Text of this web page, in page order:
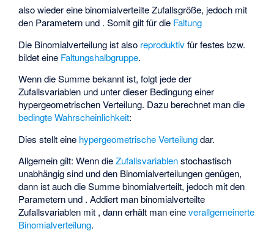
also wieder eine binomialverteilte Zufallsgröße, jedoch mit
den Parametern und . Somit gilt für die Faltung
Die Binomialverteilung ist also reproduktivfür festesbzw.
bildet eine Faltungshalbgruppe.
Wenn die Summebekannt ist, folgt jede der
Zufallsvariablen und unter dieser Bedingung einer
hypergeometrischen Verteilung. Dazu berechnet man die
bedingte Wahrscheinlichkeit:
Dies stellt eine hypergeometrische Verteilungdar.
Allgemein gilt: Wenn dieZufallsvariablen stochastisch
unabhängig sind und den Binomialverteilungengenügen,
dann ist auch die Summebinomialverteilt, jedoch mit den
Parametern und . Addiert man binomialverteilte
Zufallsvariablen mit , dann erhält man eineverallgemeinerte
Binomialverteilung.